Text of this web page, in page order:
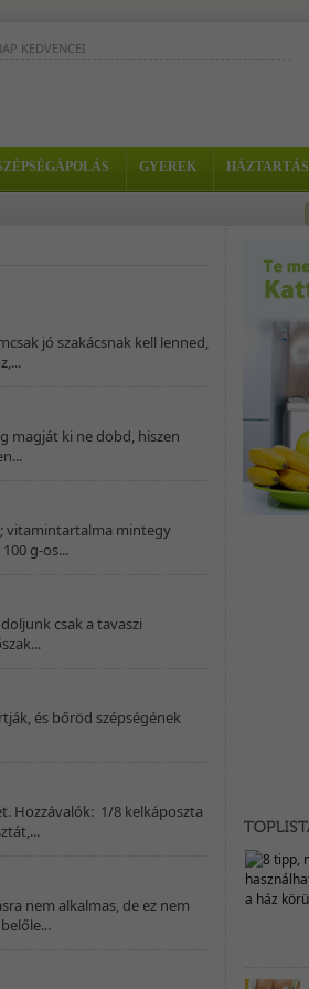
KEDVENCEI
Valódi kellemes ébresztő
turmix, vitamindús
zöldségekből és almából. -
fontos vitaminokkal. - Hozzávalók: - 1/2
GYEREK HÁZTARTÁS
jó szakácsnak kell lenned,
magját ki ne dobd, hiszen
vitamintartalma mintegy
g-os...
csak a tavaszi
és bőröd szépségének
Hozzávalók: 1/8 kelkáposzta
nem alkalmas, de ez nem